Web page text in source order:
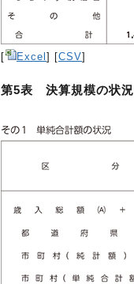
[ Excel ] [CSV]
第5表 決算規模の状況